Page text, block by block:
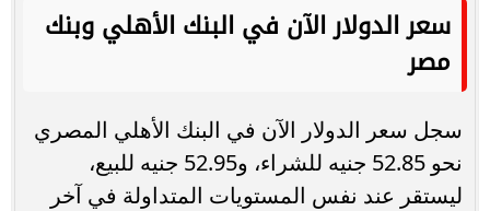
سعر الدولار الآن في البنك الأهلي وبنك
مصر
سجل سعر الدولار الآن في البنك الأهلي المصري
نحو 52.85 جنيه للشراء، و52.95 جنيه للبيع،
ليستقر عند نفس المستويات المتداولة في آخر